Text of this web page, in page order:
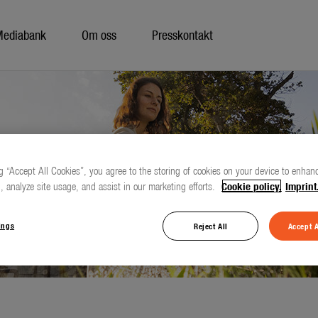
Om oss Presskontakt
“Accept All Cookies”, you agree to the storing of cookies on your device to
analyze site usage, and assist in our marketing efforts. Cookie policy.
Reject All Accept